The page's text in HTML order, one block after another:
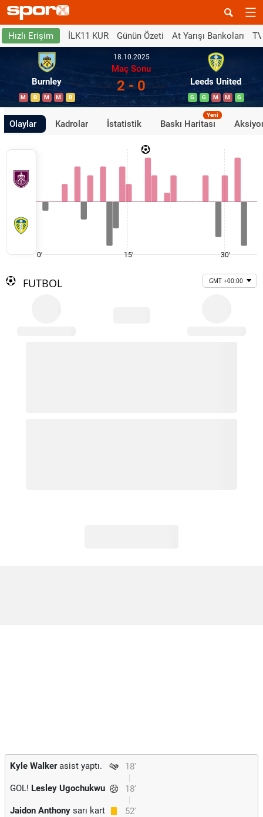
Hızlı Erişim İLK11 KUR Günün Özeti At Yarışı Bankoları
Burnley
M B M M B
18.10.2025
Maç Sonu
2 - 0 Leeds United
G G M M G
Olaylar Kadrolar İstatistik Baskı Haritası
Yeni
0' 15' 30'
FUTBOL GMT +00:00
18'
Kyle Walkerasist yaptı.
18'
GOL! Lesley Ugochukwu
52'
Jaidon Anthony sarı kart